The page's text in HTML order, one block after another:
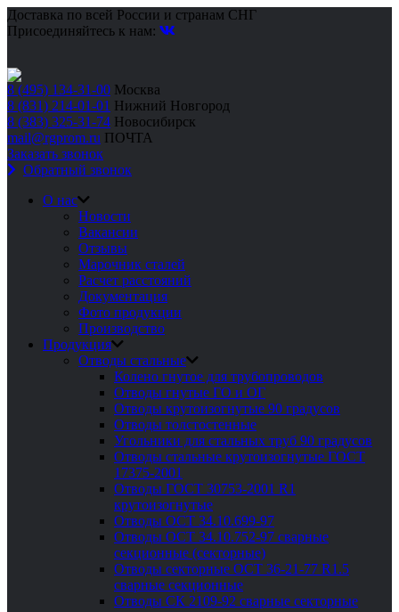
Доставка по всей России и странам СНГ
Присоединяйтесь к нам:
8 (495) 134-31-00 Москва
8 (831) 214-01-01 Нижний Новгород
8 (383) 325-31-74 Новосибирск
mail@rgprom.ru ПОЧТА
Заказать звонок
Обратный звонок
О нас
Новости
Вакансии
Отзывы
Марочник сталей
Расчет расстояний
Документация
Фото продукции
Производство
Продукция
Отводы стальные
Колено гнутое для трубопроводов
Отводы гнутые ГО и ОГ
Отводы крутоизогнутые 90 градусов
Отводы толстостенные
Угольники для стальных труб 90 градусов
Отводы стальные крутоизогнутые ГОСТ
17375-2001
Отводы ГОСТ 30753-2001 R1
крутоизогнутые
Отводы ОСТ 34.10.699-97
Отводы ОСТ 34.10.752-97 сварные
секционные (секторные)
Отводы секторные ОСТ 36-21-77 R1.5
сварные секционные
Отводы СК 2109-92 сварные секторные